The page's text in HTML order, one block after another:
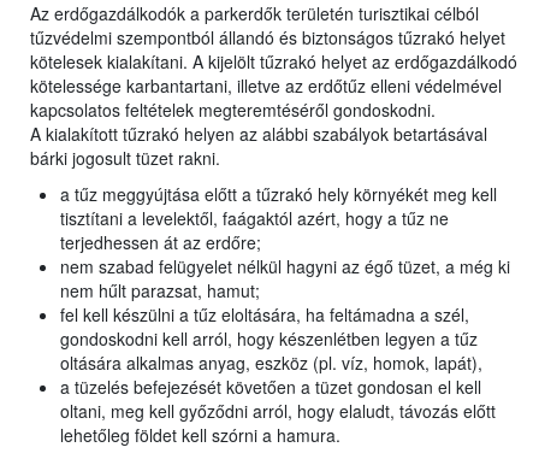
Az erdőgazdálkodók a parkerdők területén turisztikai célból
tűzvédelmi szempontból állandó és biztonságos tűzrakó helyet
kötelesek kialakítani. A kijelölt tűzrakó helyet az erdőgazdálkodó
kötelessége karbantartani, illetve az erdőtűz elleni védelmével
kapcsolatos feltételek megteremtéséről gondoskodni.
A kialakított tűzrakó helyen az alábbi szabályok betartásával
bárki jogosult tüzet rakni.
a tűz meggyújtása előtt a tűzrakó hely környékét meg kell
tisztítani a levelektől, faágaktól azért, hogy a tűz ne
terjedhessen át az erdőre;
nem szabad felügyelet nélkül hagyni az égő tüzet, a még ki
nem hűlt parazsat, hamut;
fel kell készülni a tűz eloltására, ha feltámadna a szél,
gondoskodni kell arról, hogy készenlétben legyen a tűz
oltására alkalmas anyag, eszköz (pl. víz, homok, lapát),
a tüzelés befejezését követően a tüzet gondosan el kell
oltani, meg kell győződni arról, hogy elaludt, távozás előtt
lehetőleg földet kell szórni a hamura.